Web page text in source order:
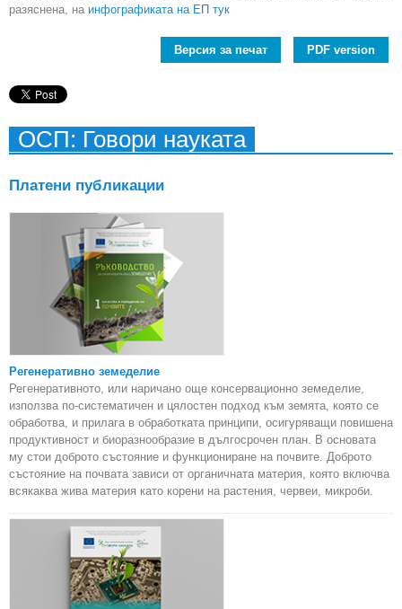
разяснена, на инфографиката на ЕП тук
Версия за печат PDF version
ОСП: Говори науката
Платени публикации
Регенеративно земеделие
Регенеративното, или наричано още консервационно земеделие,
използва по-систематичен и цялостен подход към земята, която се
обработва, и прилага в обработката принципи, осигуряващи повишена
продуктивност и биоразнообразие в дългосрочен план. В основата
му стои доброто състояние и функциониране на почвите. Доброто
състояние на почвата зависи от органичната материя, която включва
всякаква жива материя като корени на растения, червеи, микроби.